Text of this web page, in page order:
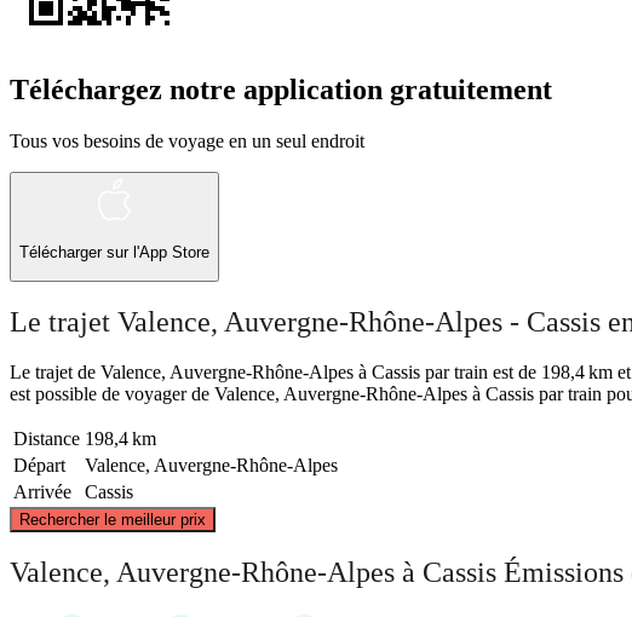
Téléchargez notre application gratuitement
Tous vos besoins de voyage en un seul endroit
Télécharger sur l'App Store
Le trajet Valence, Auvergne-Rhône-Alpes - Cassis
Le trajet de Valence, Auvergne-Rhône-Alpes à Cassis par train est de 198,4 km
est possible de voyager de Valence, Auvergne-Rhône-Alpes à Cassis par train
Distance 198,4 km
Départ
Valence, Auvergne-Rhône-Alpes
Arrivée
Cassis
Rechercher le meilleur prix
Valence, Auvergne-Rhône-Alpes à Cassis